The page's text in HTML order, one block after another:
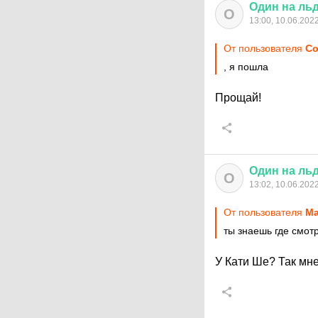
О Один на
13:00,
От пользователя
, я пошла
Прощай!
О Один на
13:02,
От пользователя
ты знаешь где
У Кати Ше? Так мне